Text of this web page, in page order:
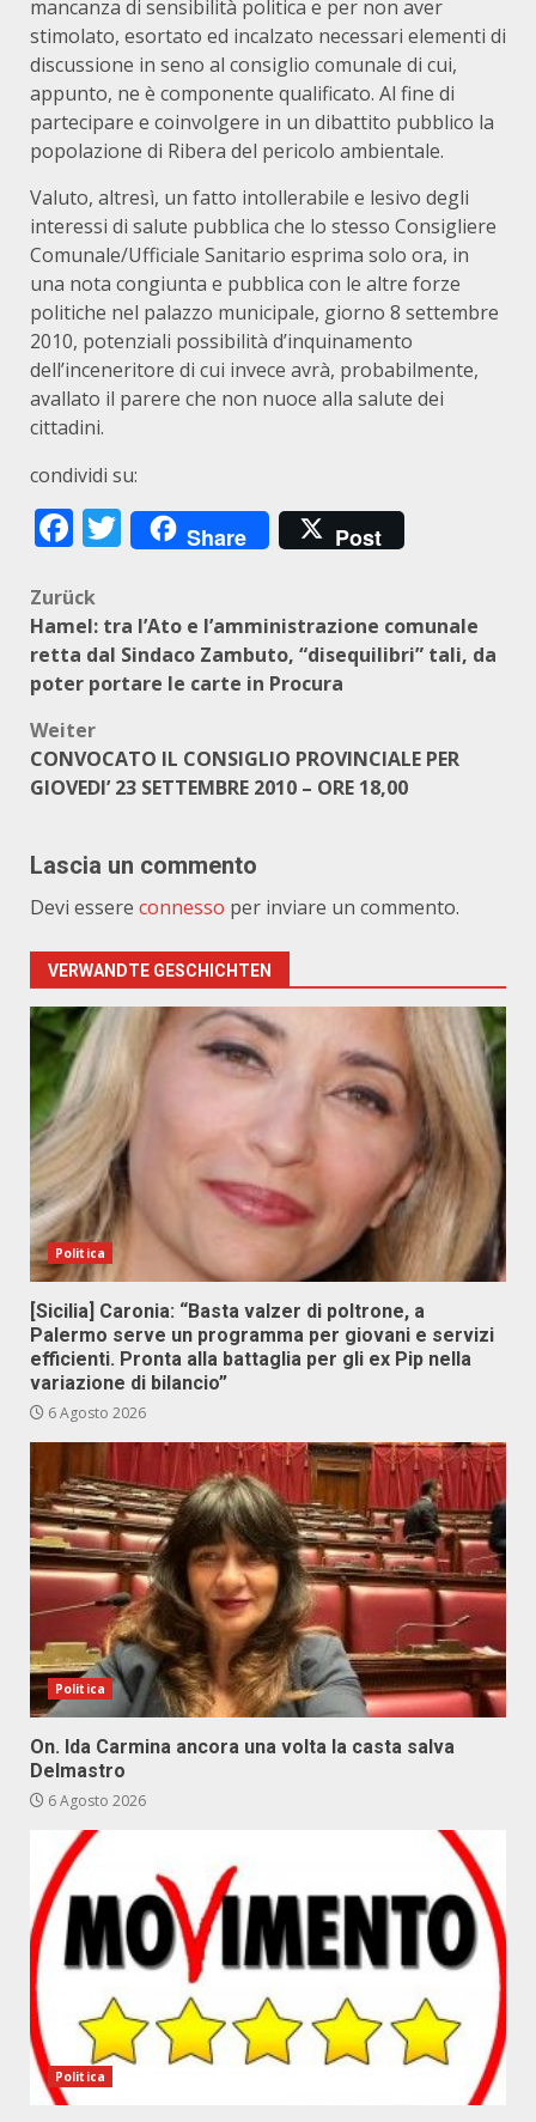
mancanza di sensibilità politica e per non aver
stimolato, esortato ed incalzato necessari elementi di
discussione in seno al consiglio comunale di cui,
appunto, ne è componente qualificato. Al fine di
partecipare e coinvolgere in un dibattito pubblico la
popolazione di Ribera del pericolo ambientale.
Valuto, altresì, un fatto intollerabile e lesivo degli
interessi di salute pubblica che lo stesso Consigliere
Comunale/Ufficiale Sanitario esprima solo ora, in
una nota congiunta e pubblica con le altre forze
politiche nel palazzo municipale, giorno 8 settembre
2010, potenziali possibilità d’inquinamento
dell’inceneritore di cui invece avrà, probabilmente,
avallato il parere che non nuoce alla salute dei
cittadini.
condividi su:
Facebook
Twitter
Share Post
Beitragsnavigation
Zurück
Hamel: tra l’Ato e l’amministrazione comunale
retta dal Sindaco Zambuto, “disequilibri” tali, da
poter portare le carte in Procura
Weiter
CONVOCATO IL CONSIGLIO PROVINCIALE PER
GIOVEDI’ 23 SETTEMBRE 2010 – ORE 18,00
Lascia un commento
Devi essere connesso per inviare un commento.
VERWANDTE GESCHICHTEN
Politica
[Sicilia] Caronia: “Basta valzer di poltrone, a
Palermo serve un programma per giovani e servizi
efficienti. Pronta alla battaglia per gli ex Pip nella
variazione di bilancio”
6 Agosto 2026
Politica
On. Ida Carmina ancora una volta la casta salva
Delmastro
6 Agosto 2026
Politica